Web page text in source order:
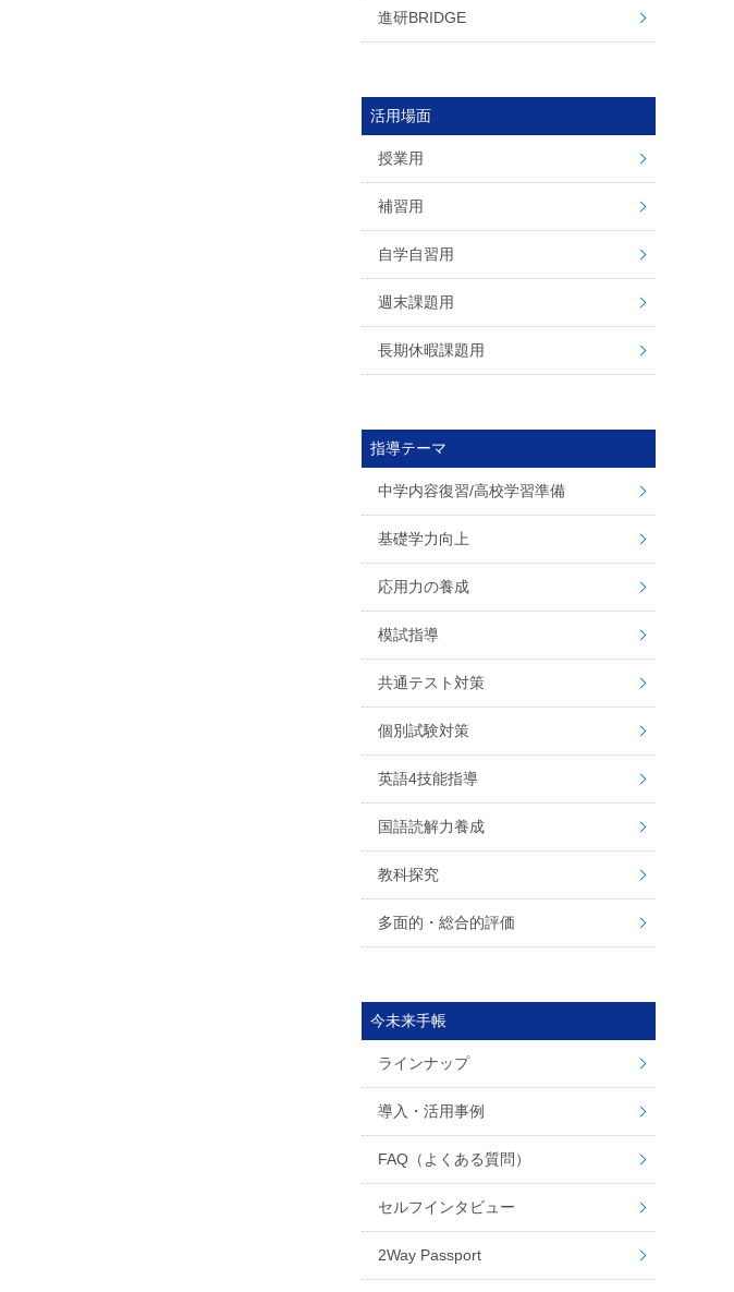
進研BRIDGE
活用場面
授業用
補習用
自学自習用
週末課題用
長期休暇課題用
指導テーマ
中学内容復習/高校学習準備
基礎学力向上
応用力の養成
模試指導
共通テスト対策
個別試験対策
英語4技能指導
国語読解力養成
教科探究
多面的・総合的評価
今未来手帳
ラインナップ
導入・活用事例
FAQ（よくある質問）
セルフインタビュー
2Way Passport